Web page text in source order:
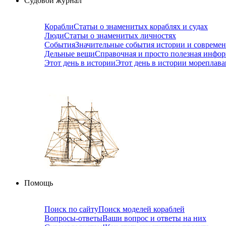
КораблиСтатьи о знаменитых кораблях и судах
ЛюдиСтатьи о знаменитых личностях
СобытияЗначительные события истории и
Дельные вещиСправочная и просто полезная
Этот день в историиЭтот день в истории
Помощь
Поиск по сайтуПоиск моделей кораблей
Вопросы-ответыВаши вопрос и ответы на них